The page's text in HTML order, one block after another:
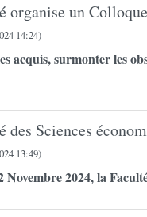
organise un Colloque
14:24)
acquis, surmonter les
des Sciences
13:49)
Novembre 2024, la